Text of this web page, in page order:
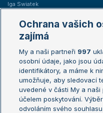
Iga Swiatek
Žebříčky
Žebříček ATP (muži)
Žebříček WTA (ženy)
Sázkařský žebříček
Ochrana vašich
zajímá
My a naši partneři 997
osobní údaje, jako jsou
identifikátory, a máme k
umožňuje, aby sledovací
uvedené v části My a
účelem poskytování.
odvoláním svého